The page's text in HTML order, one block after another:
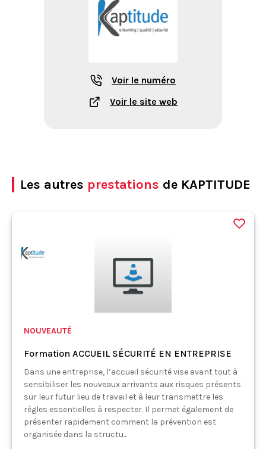
Voir le numéro
Voir le site web
Les autres prestations de KAPTITUDE
NOUVEAUTÉ
Formation ACCUEIL SÉCURITÉ EN ENTREPRISE
Dans une entreprise, l’accueil sécurité vise avant tout à
sensibiliser les nouveaux arrivants aux risques présents
sur leur futur lieu de travail et à leur transmettre les
règles essentielles à respecter. Il permet également de
présenter rapidement comment la prévention est
organisée dans la structu...